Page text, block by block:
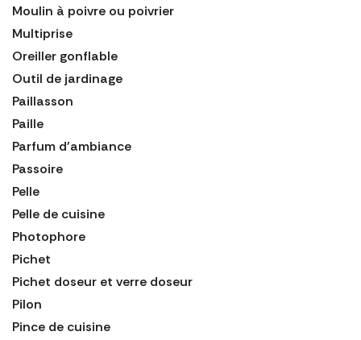
Moulin à poivre ou poivrier
Multiprise
Oreiller gonflable
Outil de jardinage
Paillasson
Paille
Parfum d'ambiance
Passoire
Pelle
Pelle de cuisine
Photophore
Pichet
Pichet doseur et verre doseur
Pilon
Pince de cuisine